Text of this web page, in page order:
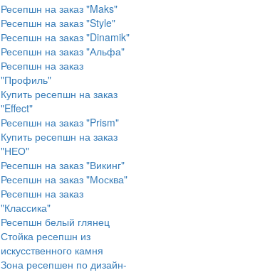
Ресепшн на заказ "Maks"
Ресепшн на заказ "Style"
Ресепшн на заказ "Dinamik"
Ресепшн на заказ "Альфа"
Ресепшн на заказ
"Профиль"
Купить ресепшн на заказ
"Effect"
Ресепшн на заказ "Prism"
Купить ресепшн на заказ
"НЕО"
Ресепшн на заказ "Викинг"
Ресепшн на заказ "Москва"
Ресепшн на заказ
"Классика"
Ресепшн белый глянец
Стойка ресепшн из
искусственного камня
Зона ресепшен по дизайн-